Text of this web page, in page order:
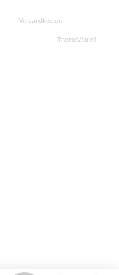
Versandkosten
ThemeWare®